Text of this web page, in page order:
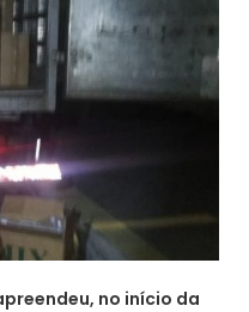
no início da